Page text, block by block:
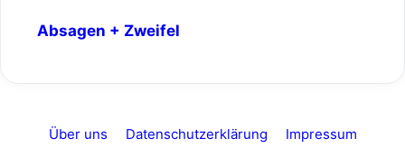
Absagen + Zweifel
Über uns Datenschutzerklärung Impressum